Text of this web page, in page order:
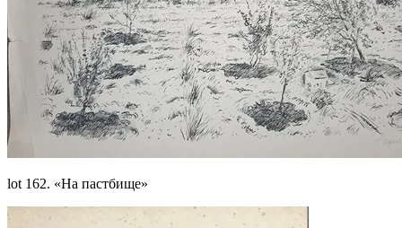
lot 162. «На пастбище»